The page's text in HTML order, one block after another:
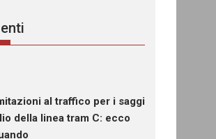
al traffico per i saggi
della linea tram C: ecco